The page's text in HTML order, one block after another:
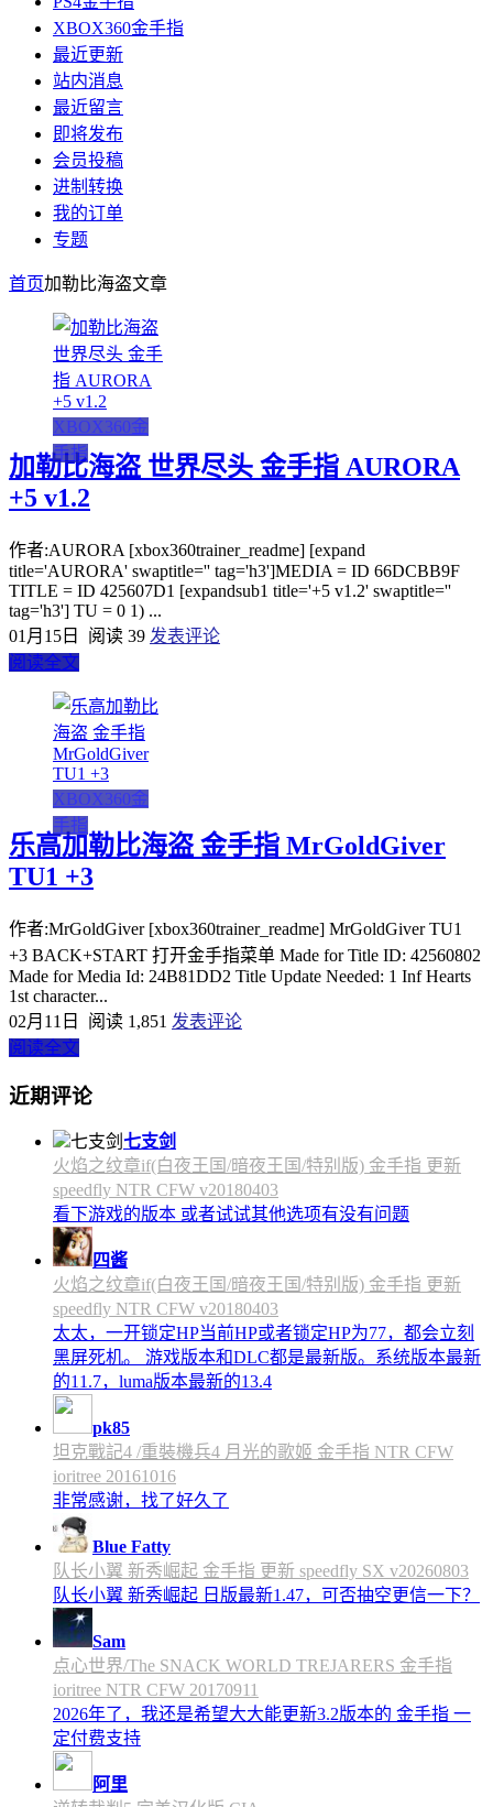
XBOX360金手指
最近更新
站内消息
最近留言
即将发布
会员投稿
进制转换
我的订单
专题
首页加勒比海盗文章
XBOX360金
手指
加勒比海盗 世界尽头 金手指 AURORA
+5 v1.2
作者:AURORA [xbox360trainer_readme] [expand
title='AURORA' swaptitle='' tag='h3']MEDIA = ID 66DCBB9F
TITLE = ID 425607D1 [expandsub1 title='+5 v1.2' swaptitle=''
tag='h3'] TU = 0 1) ...
01月15日
阅读 39 发表评论
阅读全文
XBOX360金
手指
乐高加勒比海盗 金手指 MrGoldGiver
TU1 +3
作者:MrGoldGiver [xbox360trainer_readme] MrGoldGiver TU1
+3 BACK+START 打开金手指菜单 Made for Title ID: 42560802
Made for Media Id: 24B81DD2 Title Update Needed: 1 Inf Hearts
1st character...
02月11日
阅读 1,851 发表评论
阅读全文
近期评论
七支剑
火焰之纹章if(白夜王国/暗夜王国/特别版) 金手指 更新
speedfly NTR CFW v20180403
看下游戏的版本 或者试试其他选项有没有问题
四酱
火焰之纹章if(白夜王国/暗夜王国/特别版) 金手指 更新
speedfly NTR CFW v20180403
太太，一开锁定HP当前HP或者锁定HP为77，都会立刻
黑屏死机。 游戏版本和DLC都是最新版。系统版本最新
的11.7，luma版本最新的13.4
pk85
坦克戰記4 /重裝機兵4 月光的歌姬 金手指 NTR CFW
ioritree 20161016
非常感谢，找了好久了
Blue Fatty
队长小翼 新秀崛起 金手指 更新 speedfly SX v20260803
队长小翼 新秀崛起 日版最新1.47，可否抽空更信一下？
Sam
点心世界/The SNACK WORLD TREJARERS 金手指
ioritree NTR CFW 20170911
2026年了，我还是希望大大能更新3.2版本的 金手指 一
定付费支持
阿里